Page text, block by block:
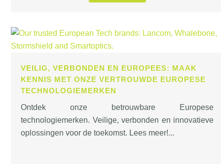
VEILIG, VERBONDEN EN EUROPEES: MAAK
KENNIS MET ONZE VERTROUWDE EUROPESE
TECHNOLOGIEMERKEN
Ontdek onze betrouwbare Europese
technologiemerken. Veilige, verbonden en innovatieve
oplossingen voor de toekomst. Lees meer!...